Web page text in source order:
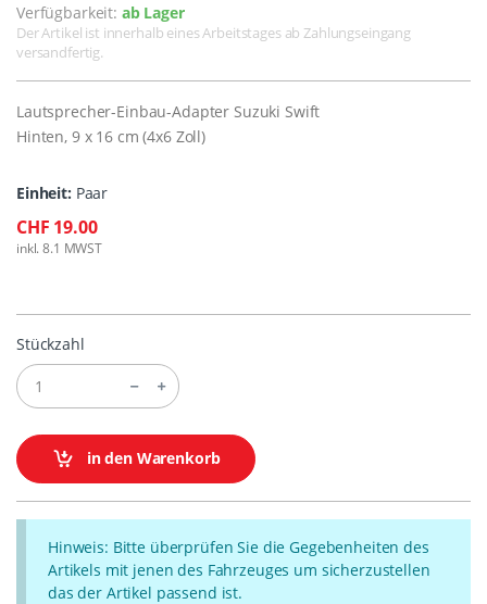
Verfügbarkeit: ab Lager
Der Artikel ist innerhalb eines Arbeitstages ab Zahlungseingang
versandfertig.
Lautsprecher-Einbau-Adapter Suzuki Swift
Hinten, 9 x 16 cm (4x6 Zoll)
Einheit: Paar
CHF 19.00
inkl. 8.1 MWST
Stückzahl
in den Warenkorb
Hinweis: Bitte überprüfen Sie die Gegebenheiten des
Artikels mit jenen des Fahrzeuges um sicherzustellen
das der Artikel passend ist.